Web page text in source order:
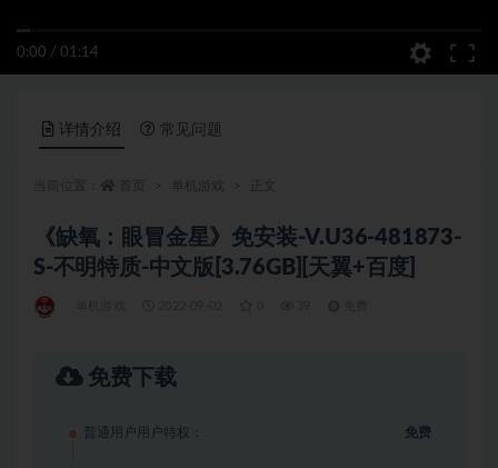
0:00 / 01:14
详情介绍 常见问题
《缺氧：眼冒金星》免安装-V.U36-481873-
S-不明特质-中文版[3.76GB][天翼+百度]
免费下载
普通用户用户特权： 免费